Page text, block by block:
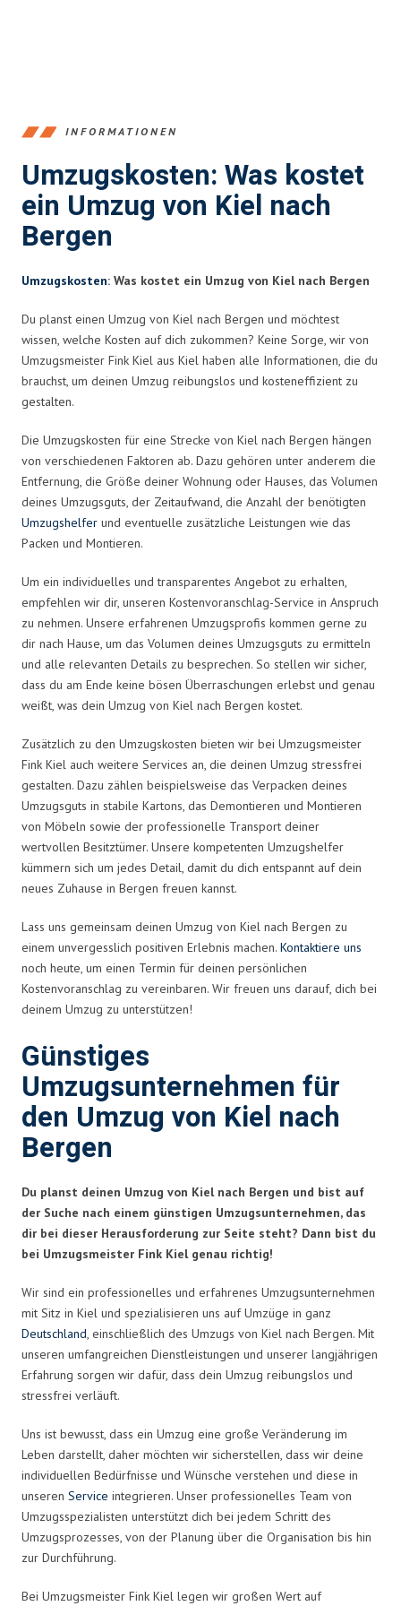
INFORMATIONEN
Umzugskosten: Was kostet
ein Umzug von Kiel nach
Bergen
Umzugskosten: Was kostet ein Umzug von Kiel nach Bergen
Du planst einen Umzug von Kiel nach Bergen und möchtest
wissen, welche Kosten auf dich zukommen? Keine Sorge, wir von
Umzugsmeister Fink Kiel aus Kiel haben alle Informationen, die du
brauchst, um deinen Umzug reibungslos und kosteneffizient zu
gestalten.
Die Umzugskosten für eine Strecke von Kiel nach Bergen hängen
von verschiedenen Faktoren ab. Dazu gehören unter anderem die
Entfernung, die Größe deiner Wohnung oder Hauses, das Volumen
deines Umzugsguts, der Zeitaufwand, die Anzahl der benötigten
Umzugshelfer und eventuelle zusätzliche Leistungen wie das
Packen und Montieren.
Um ein individuelles und transparentes Angebot zu erhalten,
empfehlen wir dir, unseren Kostenvoranschlag-Service in Anspruch
zu nehmen. Unsere erfahrenen Umzugsprofis kommen gerne zu
dir nach Hause, um das Volumen deines Umzugsguts zu ermitteln
und alle relevanten Details zu besprechen. So stellen wir sicher,
dass du am Ende keine bösen Überraschungen erlebst und genau
weißt, was dein Umzug von Kiel nach Bergen kostet.
Zusätzlich zu den Umzugskosten bieten wir bei Umzugsmeister
Fink Kiel auch weitere Services an, die deinen Umzug stressfrei
gestalten. Dazu zählen beispielsweise das Verpacken deines
Umzugsguts in stabile Kartons, das Demontieren und Montieren
von Möbeln sowie der professionelle Transport deiner
wertvollen Besitztümer. Unsere kompetenten Umzugshelfer
kümmern sich um jedes Detail, damit du dich entspannt auf dein
neues Zuhause in Bergen freuen kannst.
Lass uns gemeinsam deinen Umzug von Kiel nach Bergen zu
einem unvergesslich positiven Erlebnis machen. Kontaktiere uns
noch heute, um einen Termin für deinen persönlichen
Kostenvoranschlag zu vereinbaren. Wir freuen uns darauf, dich bei
deinem Umzug zu unterstützen!
Günstiges
Umzugsunternehmen für
den Umzug von Kiel nach
Bergen
Du planst deinen Umzug von Kiel nach Bergen und bist auf
der Suche nach einem günstigen Umzugsunternehmen, das
dir bei dieser Herausforderung zur Seite steht? Dann bist du
bei Umzugsmeister Fink Kiel genau richtig!
Wir sind ein professionelles und erfahrenes Umzugsunternehmen
mit Sitz in Kiel und spezialisieren uns auf Umzüge in ganz
Deutschland, einschließlich des Umzugs von Kiel nach Bergen. Mit
unseren umfangreichen Dienstleistungen und unserer langjährigen
Erfahrung sorgen wir dafür, dass dein Umzug reibungslos und
stressfrei verläuft.
Uns ist bewusst, dass ein Umzug eine große Veränderung im
Leben darstellt, daher möchten wir sicherstellen, dass wir deine
individuellen Bedürfnisse und Wünsche verstehen und diese in
unseren Service integrieren. Unser professionelles Team von
Umzugsspezialisten unterstützt dich bei jedem Schritt des
Umzugsprozesses, von der Planung über die Organisation bis hin
zur Durchführung.
Bei Umzugsmeister Fink Kiel legen wir großen Wert auf